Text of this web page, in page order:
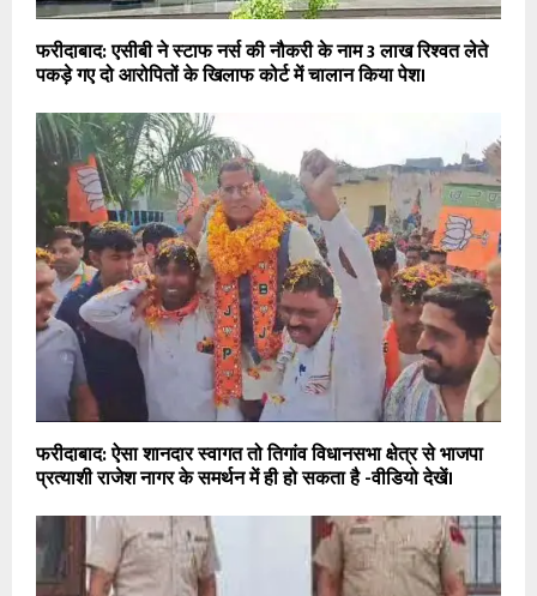
फरीदाबाद: एसीबी ने स्टाफ नर्स की नौकरी के नाम 3 लाख रिश्वत लेते
पकड़े गए दो आरोपितों के खिलाफ कोर्ट में चालान किया पेश।
फरीदाबाद: ऐसा शानदार स्वागत तो तिगांव विधानसभा क्षेत्र से भाजपा
प्रत्याशी राजेश नागर के समर्थन में ही हो सकता है -वीडियो देखें।